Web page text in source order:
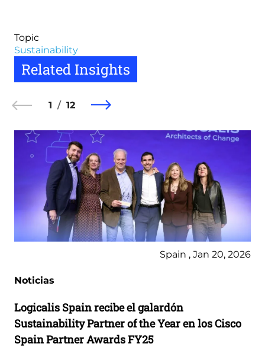
Topic
Sustainability
Related Insights
1 12
Spain , Jan 20, 2026
Noticias
Logicalis Spain recibe el galardón
Sustainability Partner of the Year en los Cisco
Spain Partner Awards FY25